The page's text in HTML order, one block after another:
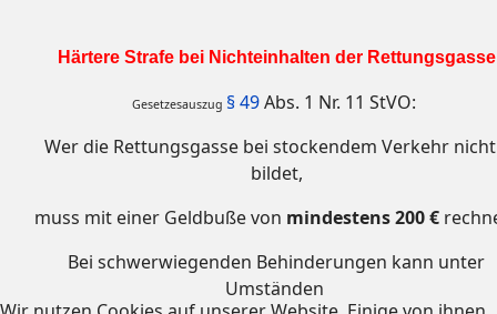
Härtere Strafe bei Nichteinhalten der Rettungsgasse
Gesetzesauszug § 49Abs. 1 Nr. 11 StVO:
Wer die Rettungsgasse bei stockendem Verkehr
bildet,
muss mit einer Geldbuße von mindestens 200 €
Bei schwerwiegenden Behinderungen kann unter
Umständen